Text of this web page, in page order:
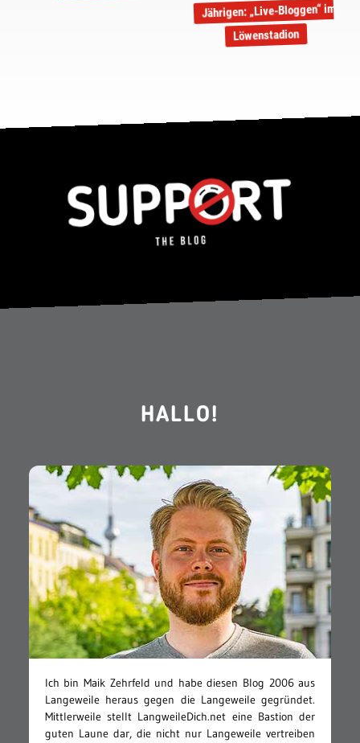
Jährigen: „Live-Bloggen“ im
Löwenstadion
HALLO!
Ich bin Maik Zehrfeld und habe diesen Blog 2006 aus
Langeweile heraus gegen die Langeweile gegründet.
Mittlerweile stellt LangweileDich.net eine Bastion der
guten Laune dar, die nicht nur Langeweile vertreiben